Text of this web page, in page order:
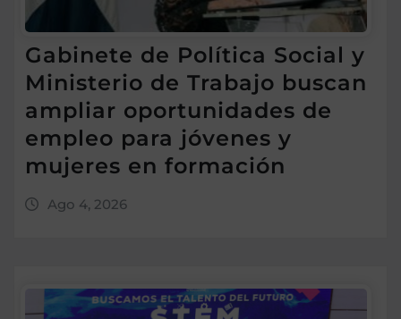
Gabinete de Política Social y
Ministerio de Trabajo buscan
ampliar oportunidades de
empleo para jóvenes y
mujeres en formación
Ago 4, 2026